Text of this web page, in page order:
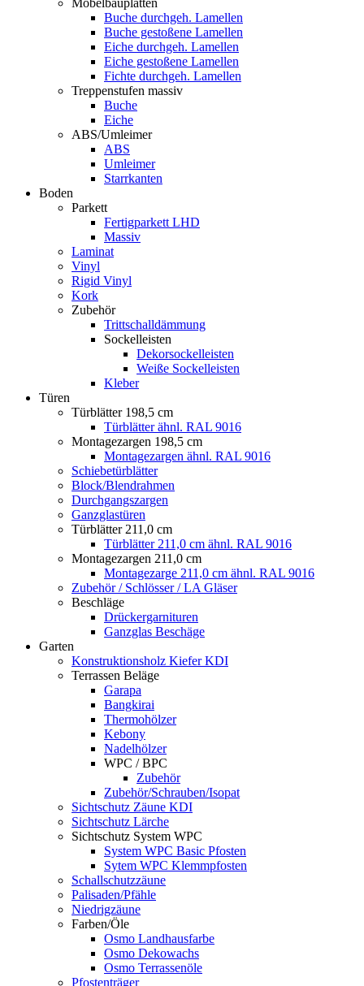
Möbelbauplatten
Buche durchgeh. Lamellen
Buche gestoßene Lamellen
Eiche durchgeh. Lamellen
Eiche gestoßene Lamellen
Fichte durchgeh. Lamellen
Treppenstufen massiv
Buche
Eiche
ABS/Umleimer
ABS
Umleimer
Starrkanten
Boden
Parkett
Fertigparkett LHD
Massiv
Laminat
Vinyl
Rigid Vinyl
Kork
Zubehör
Trittschalldämmung
Sockelleisten
Dekorsockelleisten
Weiße Sockelleisten
Kleber
Türen
Türblätter 198,5 cm
Türblätter ähnl. RAL 9016
Montagezargen 198,5 cm
Montagezargen ähnl. RAL 9016
Schiebetürblätter
Block/Blendrahmen
Durchgangszargen
Ganzglastüren
Türblätter 211,0 cm
Türblätter 211,0 cm ähnl. RAL 9016
Montagezargen 211,0 cm
Montagezarge 211,0 cm ähnl. RAL 9016
Zubehör / Schlösser / LA Gläser
Beschläge
Drückergarnituren
Ganzglas Beschäge
Garten
Konstruktionsholz Kiefer KDI
Terrassen Beläge
Garapa
Bangkirai
Thermohölzer
Kebony
Nadelhölzer
WPC / BPC
Zubehör
Zubehör/Schrauben/Isopat
Sichtschutz Zäune KDI
Sichtschutz Lärche
Sichtschutz System WPC
System WPC Basic Pfosten
Sytem WPC Klemmpfosten
Schallschutzzäune
Palisaden/Pfähle
Niedrigzäune
Farben/Öle
Osmo Landhausfarbe
Osmo Dekowachs
Osmo Terrassenöle
Pfostenträger